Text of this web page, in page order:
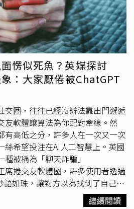
槍枝隨即開火並且擊中她的胸部。
接獲報案後，於晚間10時45分趕
失去生命跡象，當場宣告不治。霍
被控犯有重罪謀殺、嚴重傷害罪和
察官辦公室向媒體指出，若罪名
禁。據稱，霍恩在法庭上聆聽檢
潰，淚流滿面且身體顫抖，顯示出
官威廉·馬洛里（William
：「將槍支當作玩具實在令人悲
疑是一場悲劇。」報導指出，霍
美元（約新台幣3065萬元）。他
設定保釋金時從輕處理，理由是霍
年犯罪記錄。不過法官在考慮過案
持高額保釋金。
愣似死魚？英媒探討
象：大家厭倦被ChatGPT
交圈，往往已經沒辦法靠出門邂逅
友軟體讓算法為你配對牽線。然
有高低之分，許多人在一次又一次
絲希望投注在AI人工智慧上。英國
種被稱為「聊天詐騙」
席捲交友軟體圈，許多使用者透過
如珠，讓對方以為找到了自己夢
實際開始約會後，才發現彼此都不
繼續閱讀